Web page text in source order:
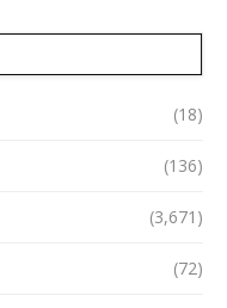
(18)
(136)
(3,671)
(72)